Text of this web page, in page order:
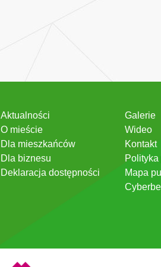
Aktualności
O mieście
Dla mieszkańców
Dla biznesu
Deklaracja dostępności
Galerie
Wideo
Kontakt
Mapa